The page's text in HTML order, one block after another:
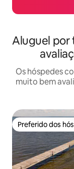
Aluguel por
Os hóspedes
muito bem
Preferido dos
Preferido dos